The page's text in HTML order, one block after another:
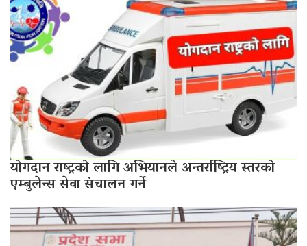
योगदान राष्ट्रको लागि अभियानले अन्तर्राष्ट्रिय स्तरको
एम्बुलेन्स सेवा संचालन गर्ने